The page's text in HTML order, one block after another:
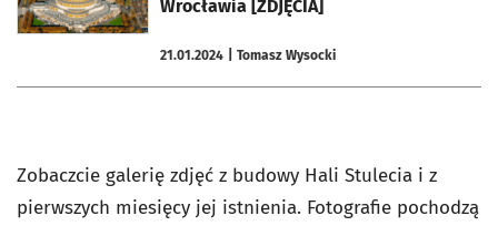
Wrocławia [ZDJĘCIA]
21.01.2024 | Tomasz Wysocki
Zobaczcie galerię zdjęć z budowy Hali Stulecia i z
pierwszych miesięcy jej istnienia. Fotografie pochodzą